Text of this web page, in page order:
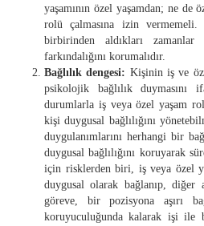
yaşamının özel yaşamdan; ne de
rolü çalmasına izin
birbirinden aldıkları
farkındalığını korumalıdır.
Bağlılık dengesi: Kişinin iş ve
psikolojik bağlılık duymasını
durumlarla iş veya özel yaşam
kişi duygusal bağlılığını
duygulanımlarını herhangi bir
duygusal bağlılığını koruyarak
için risklerden biri, iş veya özel
duygusal olarak bağlanıp,
göreve, bir pozisyona aşırı
koruyuculuğunda kalarak işi ile